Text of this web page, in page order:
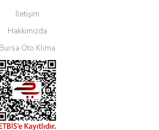
Yorum Yaz
İletişim
Hakkımızda
Bursa Oto Klima